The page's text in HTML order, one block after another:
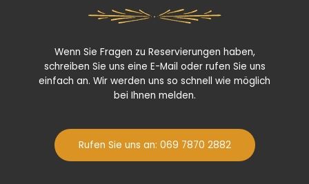
Wenn Sie Fragen zu Reservierungen haben,
schreiben Sie uns eine E-Mail oder rufen Sie uns
einfach an. Wir werden uns so schnell wie möglich
bei Ihnen melden.
Rufen Sie uns an: 069 7870 2882